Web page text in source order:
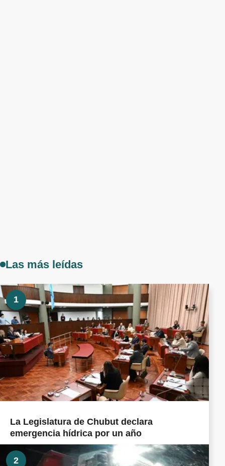
Las más leídas
1
La Legislatura de Chubut declara
emergencia hídrica por un año
2